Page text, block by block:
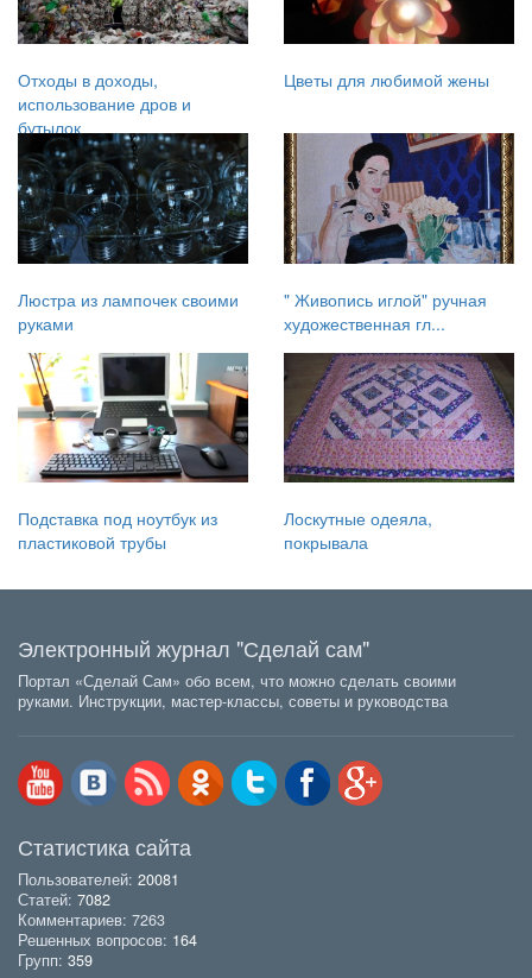
Отходы в доходы,
использование дров и
бутылок
Цветы для любимой жены
Люстра из лампочек своими
руками
" Живопись иглой" ручная
художественная гл...
Подставка под ноутбук из
пластиковой трубы
Лоскутные одеяла,
покрывала
Электронный журнал "Сделай сам"
Портал «Сделай Сам» обо всем, что можно сделать своими
руками. Инструкции, мастер-классы, советы и руководства
Статистика сайта
Пользователей: 20081
Статей: 7082
Комментариев: 7263
Решенных вопросов: 164
Групп: 359